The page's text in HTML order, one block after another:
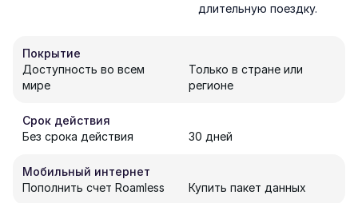
длительную поездку.
Покрытие
Доступность во всем
мире
Только в стране или
регионе
Срок действия
Без срока действия
30 дней
Мобильный интернет
Пополнить счет Roamless
Купить пакет данных